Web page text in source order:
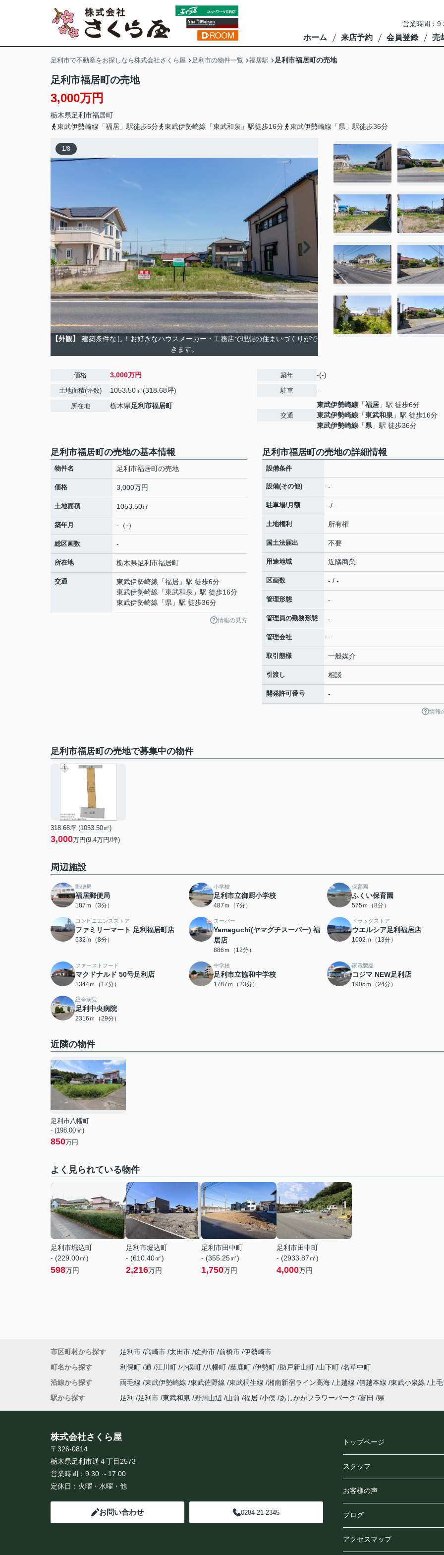
営業時間：
ホーム 来店予約 会員登録 売
足利市で不動産をお探しなら株式会社さくら屋 足利市の物件一覧 福居駅 足利市福居町の売地
足利市福居町の売地
3,000万円
栃木県足利市福居町
東武伊勢崎線「福居」駅徒歩6分
東武伊勢崎線「東武和泉」駅徒歩16分 東武伊勢崎線「県」駅徒歩36分
1/8
【外観】
建築条件なし！お好きなハウスメーカー・工務店で理想の住まいづくりがで
きます。
価格 3,000万円
土地面積(坪数) 1053.50㎡(318.68坪)
所在地 栃木県足利市福居町
築年 -(-)
駐車 -
交通
東武伊勢崎線 「福居 」駅 徒歩6分
東武伊勢崎線 「東武和泉 」駅 徒歩16分
東武伊勢崎線 「県 」駅 徒歩36分
足利市福居町の売地の基本情報
物件名 足利市福居町の売地
価格 3,000万円
土地面積 1053.50㎡
築年月 -（-）
総区画数 -
所在地 栃木県足利市福居町
交通 東武伊勢崎線 「福居 」駅 徒歩6分
東武伊勢崎線 「東武和泉 」駅 徒歩16分
東武伊勢崎線 「県 」駅 徒歩36分
情報の見方
足利市福居町の売地の詳細情報
設備条件
設備(その他) -
駐車場/月額 -/-
土地権利 所有権
国土法届出 不要
用途地域 近隣商業
区画数 - / -
管理形態 -
管理員の勤務形態 -
管理会社 -
取引態様 一般媒介
引渡し 相談
開発許可番号 -
情報
足利市福居町の売地で募集中の物件
318.68坪 (1053.50㎡)
3,000万円(9.4万円/坪)
周辺施設
郵便局
福居郵便局
187ｍ（3分）
小学校
足利市立御厨小学校
487ｍ（7分）
保育園
ふくい保育園
575ｍ（8分）
コンビニエンスストア
ファミリーマート 足利福居町店
632ｍ（8分）
スーパー
Yamaguchi(ヤマグチスーパー) 福
居店
886ｍ（12分）
ドラッグストア
ウエルシア足利福居店
1002ｍ（13分）
ファーストフード
マクドナルド 50号足利店
1344ｍ（17分）
中学校
足利市立協和中学校
1787ｍ（23分）
家電製品
コジマ NEW足利店
1905ｍ（24分）
総合病院
足利中央病院
2316ｍ（29分）
近隣の物件
足利市八幡町
- (198.00㎡)
850万円
よく見られている物件
足利市堀込町
- (229.00㎡)
598万円
足利市堀込町
- (610.40㎡)
2,216万円
足利市田中町
- (355.25㎡)
1,750万円
足利市田中町
- (2933.87㎡)
4,000万円
市区町村から探す 足利市 高崎市 太田市 佐野市 前橋市 伊勢崎市
町名から探す
利保町 通 江川町 小俣町 八幡町 葉鹿町 伊勢町 助戸新山町 山下町 名草中町
沿線から探す
両毛線 東武伊勢崎線 東武佐野線 東武桐生線 湘南新宿ライン高海 上越線 信越本線 東武小泉線
上
駅から探す
足利 足利市 東武和泉 野州山辺 山前 福居 小俣 あしかがフラワーパーク 富田 県
株式会社さくら屋
〒326-0814
栃木県足利市通４丁目2573
営業時間： 9:30 ～17:00
定休日： 火曜・水曜・他
お問い合わせ 0284-21-2345
トップページ
スタッフ
お客様の声
ブログ
アクセスマップ